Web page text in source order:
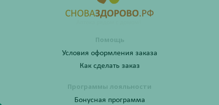
Помощь
Условия оформления заказа
Как сделать заказ
Программы лояльности
Бонусная программа